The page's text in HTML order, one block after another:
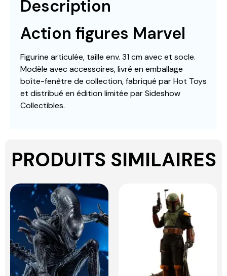
Description
Action figures Marvel
Figurine articulée, taille env. 31 cm avec et socle.
Modèle avec accessoires, livré en emballage
boîte-fenêtre de collection, fabriqué par Hot Toys
et distribué en édition limitée par Sideshow
Collectibles.
PRODUITS SIMILAIRES